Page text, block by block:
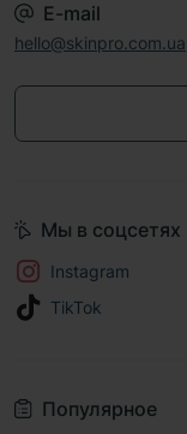
E-mail
hello@skinpro.com.ua
Популярное
Мы в соцсетях
Instagram
TikTok